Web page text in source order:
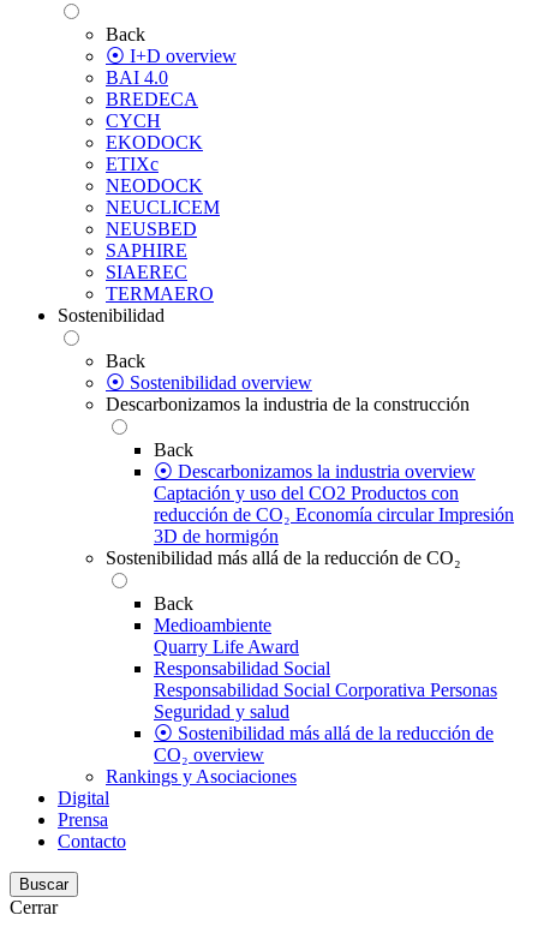
Back
⦿ I+D overview
BAI 4.0
BREDECA
CYCH
EKODOCK
ETIXc
NEODOCK
NEUCLICEM
NEUSBED
SAPHIRE
SIAEREC
TERMAERO
Sostenibilidad
Back
⦿ Sostenibilidad overview
Descarbonizamos la industria de la construcción
Back
⦿ Descarbonizamos la industria overview
Captación y uso del CO2 Productos con
reducción de CO₂ Economía circular Impresión
3D de hormigón
Sostenibilidad más allá de la reducción de CO₂
Back
Medioambiente
Quarry Life Award
Responsabilidad Social
Responsabilidad Social Corporativa Personas
Seguridad y salud
⦿ Sostenibilidad más allá de la reducción de
CO₂ overview
Rankings y Asociaciones
Digital
Prensa
Contacto
Buscar
Cerrar